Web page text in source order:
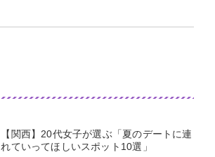
【関西】20代女子が選ぶ「夏のデートに連
れていってほしいスポット10選」